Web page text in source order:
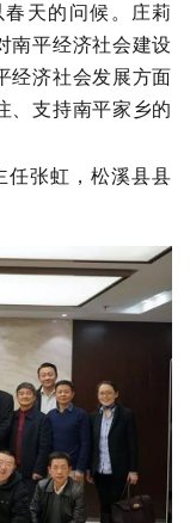
天的问候。庄莉
南平经济社会建设
经济社会发展方面
、支持南平家乡的
任张虹，松溪县县